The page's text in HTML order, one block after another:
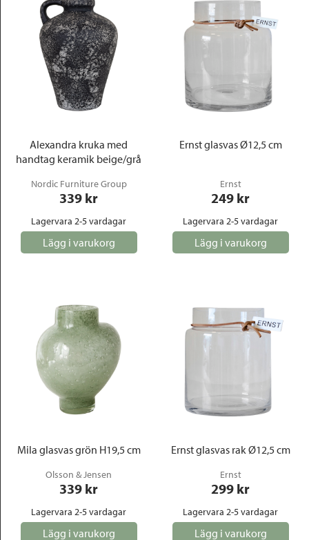
Alexandra kruka med
handtag keramik beige/grå
Nordic Furniture Group
339 kr
Lagervara 2-5 vardagar
Lägg i varukorg
Ernst glasvas Ø12,5 cm
Ernst
249 kr
Lagervara 2-5 vardagar
Lägg i varukorg
Mila glasvas grön H19,5 cm
Olsson & Jensen
339 kr
Lagervara 2-5 vardagar
Lägg i varukorg
Ernst glasvas rak Ø12,5 cm
Ernst
299 kr
Lagervara 2-5 vardagar
Lägg i varukorg